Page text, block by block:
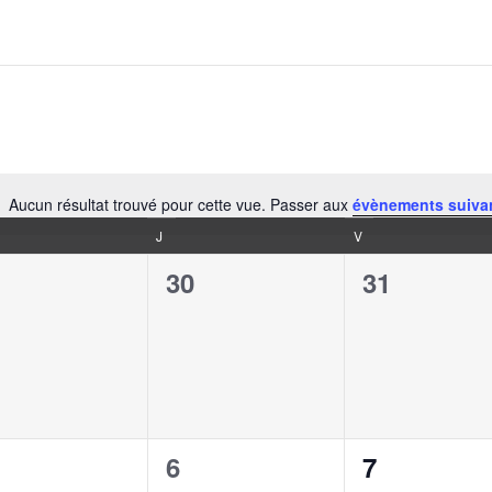
Notice
Aucun résultat trouvé pour cette vue. Passer aux évènements
J V
0
30
0
31
0
6
0
7